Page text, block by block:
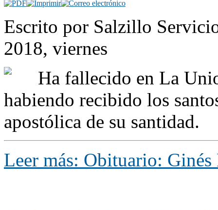
Escrito por Salzillo
2018, viernes
Ha fallecido en La
habiendo recibido los
apostólica de su santidad.
Leer más: Obituario: Ginés